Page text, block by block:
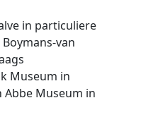
in particuliere
van
Museum in
Abbe Museum in